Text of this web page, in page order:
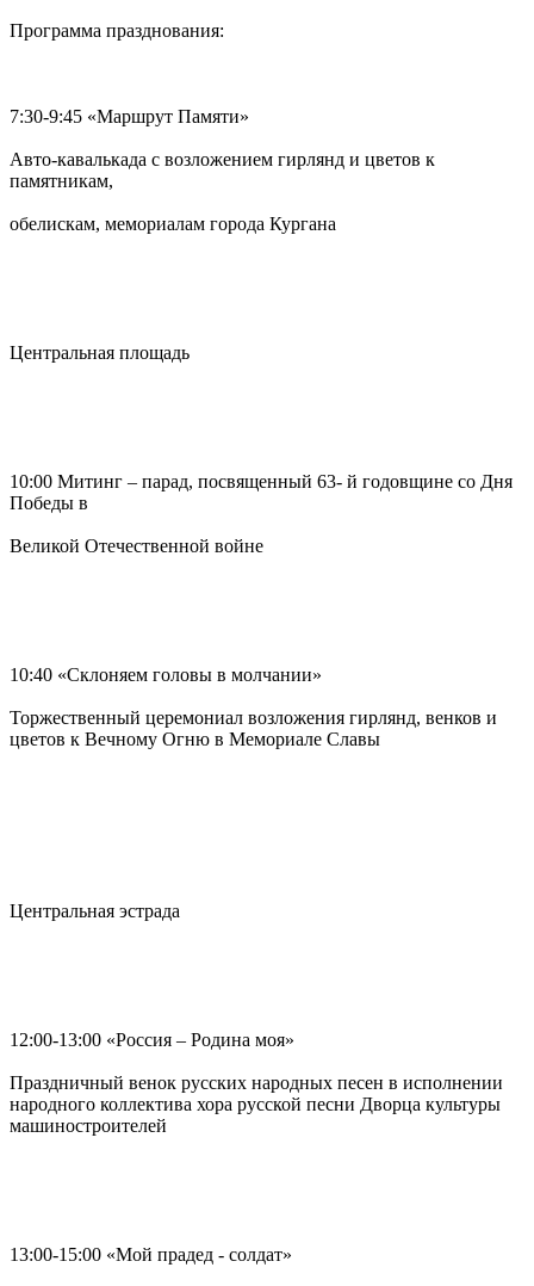
Программа празднования:
7:30-9:45 «Маршрут Памяти»
Авто-кавалькада с возложением гирлянд и цветов к
памятникам,
обелискам, мемориалам города Кургана
Центральная площадь
10:00 Митинг – парад, посвященный 63- й годовщине со Дня
Победы в
Великой Отечественной войне
10:40 «Склоняем головы в молчании»
Торжественный церемониал возложения гирлянд, венков и
цветов к Вечному Огню в Мемориале Славы
Центральная эстрада
12:00-13:00 «Россия – Родина моя»
Праздничный венок русских народных песен в исполнении
народного коллектива хора русской песни Дворца культуры
машиностроителей
13:00-15:00 «Мой прадед - солдат»